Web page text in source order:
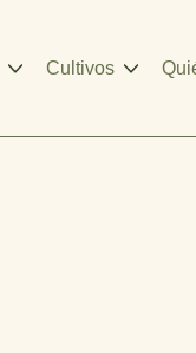
Cultivos